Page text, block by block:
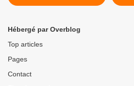
nouvelle vague épidémique
Hébergé par Overblog
Top articles
Pages
Contact